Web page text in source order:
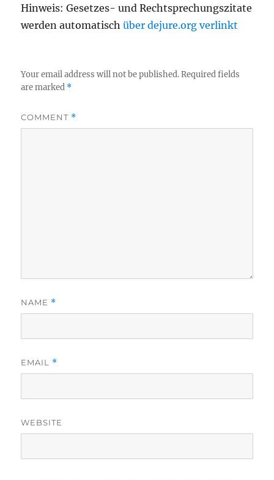
Hinweis: Gesetzes- und Rechtsprechungszitate
werden automatischüber dejure.org verlinkt
Your email address will not be published. Required fields
are marked *
COMMENT *
NAME *
EMAIL *
WEBSITE